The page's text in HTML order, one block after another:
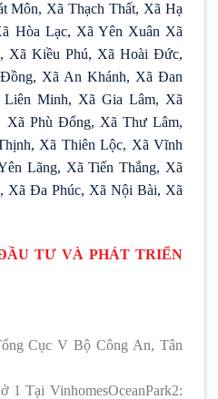
Môn, Xã Thạch Thất, Xã Hạ
Hòa Lạc, Xã Yên Xuân Xã
Xã Kiều Phú, Xã Hoài Đức,
Xã An Khánh, Xã Đan
Minh, Xã Gia Lâm, Xã
Xã Phù Đổng, Xã Thư Lâm,
Xã Thiên Lộc, Xã Vĩnh
Lãng, Xã Tiến Thắng, Xã
Xã Đa Phúc, Xã Nội Bài, Xã
TƯ VÀ PHÁT TRIỂN
Cục V Bộ Công An, Tân
1 Tại VinhomesOceanPark2: